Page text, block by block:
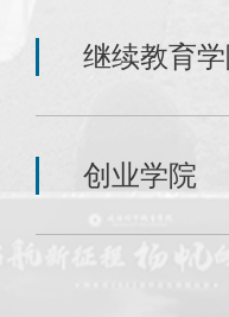
继续教育
创业学院